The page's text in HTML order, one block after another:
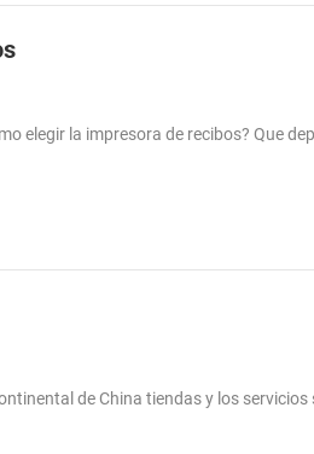
elegir la impresora de recibos? Que
de China tiendas y los servicios